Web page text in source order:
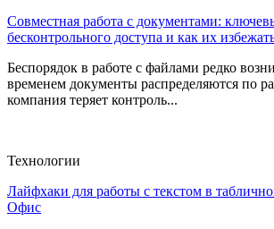
Совместная работа с документами:
бесконтрольного доступа и как их
Беспорядок в работе с файлами редко
временем документы распределяются по
компания теряет контроль...
Технологии
Лайфхаки для работы с текстом в
Офис